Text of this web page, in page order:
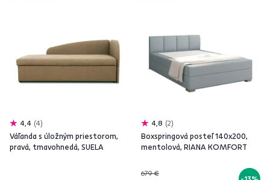
4,4 4
Váľanda s úložným priestorom,
pravá, tmavohnedá, SUELA
4,8 2
Boxspringová posteľ 140x200,
mentolová, RIANA KOMFORT
679 €